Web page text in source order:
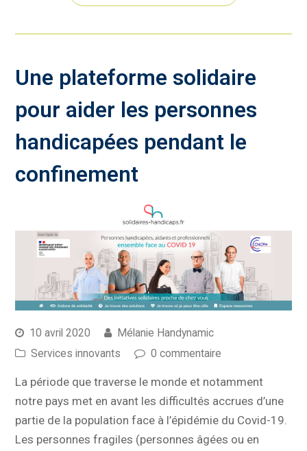
Une plateforme solidaire
pour aider les personnes
handicapées pendant le
confinement
10 avril 2020
Mélanie Handynamic
Services innovants
0 commentaire
La période que traverse le monde et notamment
notre pays met en avant les difficultés accrues d’une
partie de la population face à l’épidémie du Covid-19.
Les personnes fragiles (personnes âgées ou en